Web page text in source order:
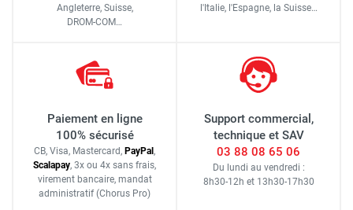
Angleterre, Suisse,
DROM-COM…
l'Italie, l'Espagne, la Suisse…
Paiement en ligne
100% sécurisé
CB, Visa, Mastercard, PayPal,
Scalapay, 3x ou 4x sans frais,
virement bancaire, mandat
administratif (Chorus Pro)
Support commercial,
technique et SAV
03 88 08 65 06
Du lundi au vendredi :
8h30-12h et 13h30-17h30